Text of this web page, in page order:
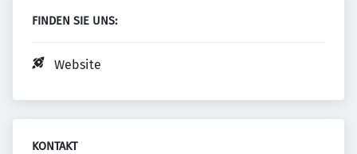
FINDEN SIE UNS:
Website
KONTAKT